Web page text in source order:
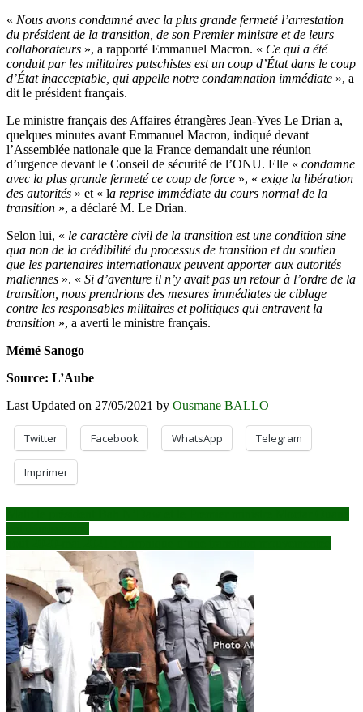
« Nous avons condamné avec la plus grande fermeté l’arrestation
du président de la transition, de son Premier ministre et de leurs
collaborateurs », a rapporté Emmanuel Macron. « Ce qui a été
conduit par les militaires putschistes est un coup d’État dans le coup
d’État inacceptable, qui appelle notre condamnation immédiate », a
dit le président français.
Le ministre français des Affaires étrangères Jean-Yves Le Drian a,
quelques minutes avant Emmanuel Macron, indiqué devant
l’Assemblée nationale que la France demandait une réunion
d’urgence devant le Conseil de sécurité de l’ONU. Elle « condamne
avec la plus grande fermeté ce coup de force », « exige la libération
des autorités » et « la reprise immédiate du cours normal de la
transition », a déclaré M. Le Drian.
Selon lui, « le caractère civil de la transition est une condition sine
qua non de la crédibilité du processus de transition et du soutien
que les partenaires internationaux peuvent apporter aux autorités
maliennes ». « Si d’aventure il n’y avait pas un retour à l’ordre de la
transition, nous prendrions des mesures immédiates de ciblage
contre les responsables militaires et politiques qui entravent la
transition », a averti le ministre français.
Mémé Sanogo
Source: L’Aube
Last Updated on 27/05/2021 by Ousmane BALLO
Twitter Facebook WhatsApp Telegram
Imprimer
Navigation
de
l’article